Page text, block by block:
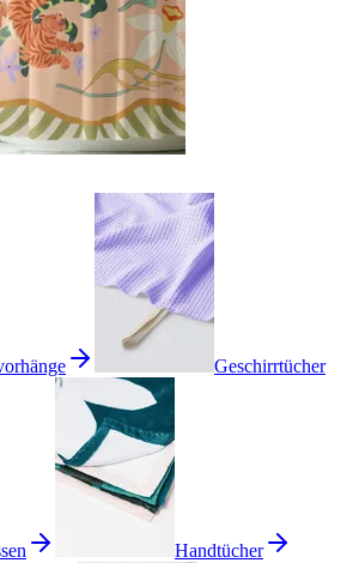
Geschirrtücher
Handtücher